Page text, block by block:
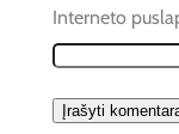
Interneto